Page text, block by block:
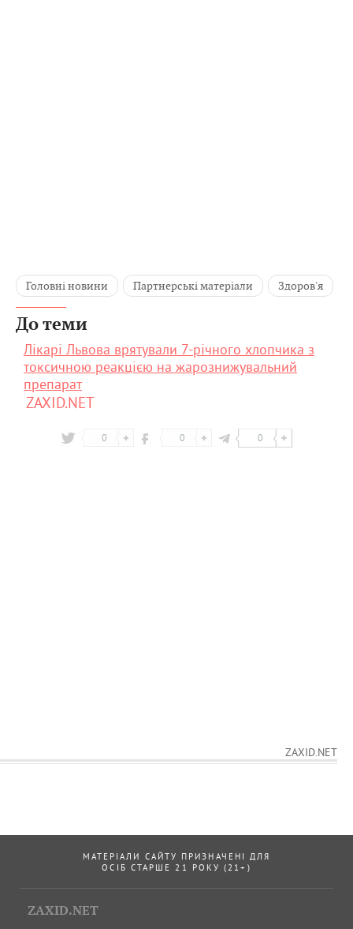
Головні новини Партнерські матеріали Здоров'я
До теми
Лікарі Львова врятували 7-річного хлопчика з
токсичною реакцією на жарознижувальний
препарат
ZAXID.NET
0 0 0
ZAXID.NET
МАТЕРІАЛИ САЙТУ ПРИЗНАЧЕНІ ДЛЯ
ОСІБ СТАРШЕ 21 РОКУ (21+)
ZAXID.NET